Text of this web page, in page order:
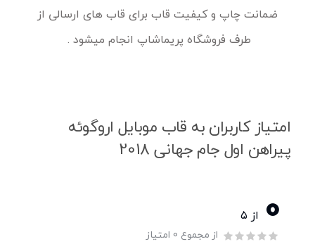
ضمانت چاپ و کیفیت قاب برای قاب های ارسالی از
طرف فروشگاه پریماشاپ انجام میشود .
امتیاز کاربران به قاب موبایل اروگوئه
پیراهن اول جام جهانی 2018
0 از ۵
از مجموع 0 امتیاز